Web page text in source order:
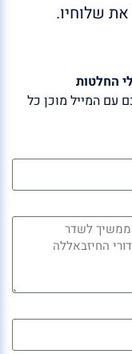
שלוחיו.
החלטות
עם המייל מוכן כל